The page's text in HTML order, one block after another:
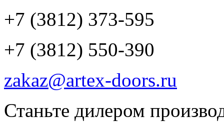
+7 (3812) 373-595
+7 (3812) 550-390
zakaz@artex-doors.ru
Станьте дилером